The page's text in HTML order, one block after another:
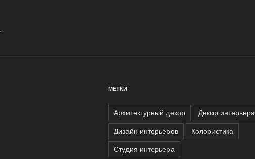
.
МЕТКИ
Архитектурный декор
Декор интерьера
Дизайн интерьеров
Колористика
Студия интерьера